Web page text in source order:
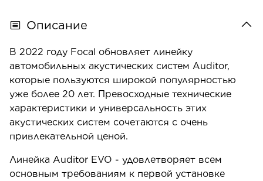
Описание
В 2022 году Focal обновляет линейку
автомобильных акустических систем Auditor,
которые пользуются широкой популярностью
уже более 20 лет. Превосходные технические
характеристики и универсальность этих
акустических систем сочетаются с очень
привлекательной ценой.
Линейка Auditor EVO - удовлетворяет всем
основным требованиям к первой установке